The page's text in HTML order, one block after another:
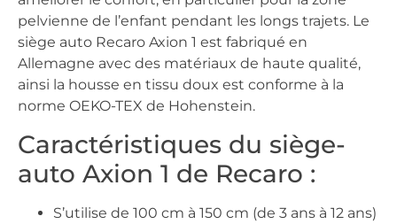
pelvienne de l’enfant pendant les longs trajets. Le
siège auto Recaro Axion 1 est fabriqué en
Allemagne avec des matériaux de haute qualité,
ainsi la housse en tissu doux est conforme à la
norme OEKO-TEX de Hohenstein.
Caractéristiques du siège-
auto Axion 1 de Recaro :
S’utilise de 100 cm à 150 cm (de 3 ans à 12 ans)